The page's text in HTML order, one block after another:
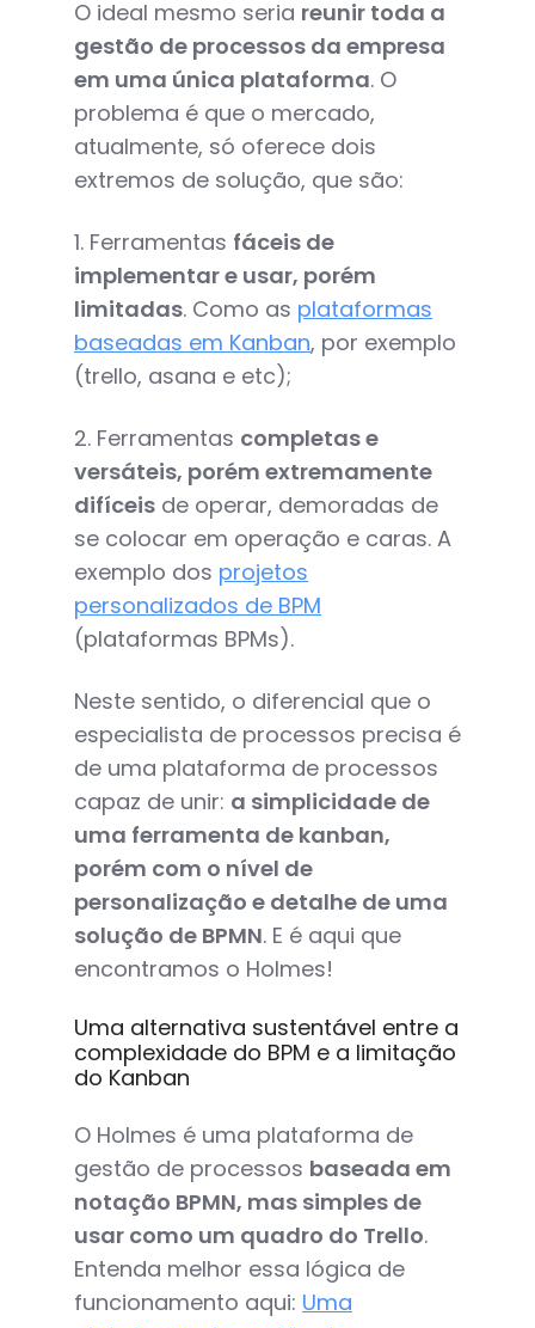
O ideal mesmo seria reunir toda a
gestão de processos da empresa
em uma única plataforma. O
problema é que o mercado,
atualmente, só oferece dois
extremos de solução, que são:
1. Ferramentas fáceis de
implementar e usar, porém
limitadas. Como as plataformas
baseadas em Kanban, por exemplo
(trello, asana e etc);
2. Ferramentas completas e
versáteis, porém extremamente
difíceis de operar, demoradas de
se colocar em operação e caras. A
exemplo dos projetos
personalizados de BPM
(plataformas BPMs).
Neste sentido, o diferencial que o
especialista de processos precisa é
de uma plataforma de processos
capaz de unir: a simplicidade de
uma ferramenta de kanban,
porém com o nível de
personalização e detalhe de uma
solução de BPMN. E é aqui que
encontramos o Holmes!
Uma alternativa sustentável entre a
complexidade do BPM e a limitação
do Kanban
O Holmes é uma plataforma de
gestão de processos baseada em
notação BPMN, mas simples de
usar como um quadro do Trello.
Entenda melhor essa lógica de
funcionamento aqui: Uma